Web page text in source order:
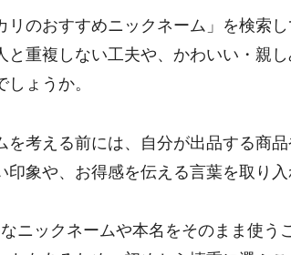
リのおすすめニックネーム」を検索
と重複しない工夫や、かわいい・親
ょうか。
を考える前には、自分が出品する商
印象や、お得感を伝える言葉を取り入
ニックネームや本名をそのまま使う